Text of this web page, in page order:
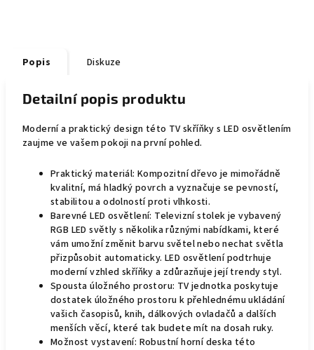
Popis Diskuze
Detailní popis produktu
Moderní a praktický design této TV skříňky s LED osvětlením
zaujme ve vašem pokoji na první pohled.
Praktický materiál: Kompozitní dřevo je mimořádně
kvalitní, má hladký povrch a vyznačuje se pevností,
stabilitou a odolností proti vlhkosti.
Barevné LED osvětlení: Televizní stolek je vybavený
RGB LED světly s několika různými nabídkami, které
vám umožní změnit barvu světel nebo nechat světla
přizpůsobit automaticky. LED osvětlení podtrhuje
moderní vzhled skříňky a zdůrazňuje její trendy styl.
Spousta úložného prostoru: TV jednotka poskytuje
dostatek úložného prostoru k přehlednému ukládání
vašich časopisů, knih, dálkových ovladačů a dalších
menších věcí, které tak budete mít na dosah ruky.
Možnost vystavení: Robustní horní deska této